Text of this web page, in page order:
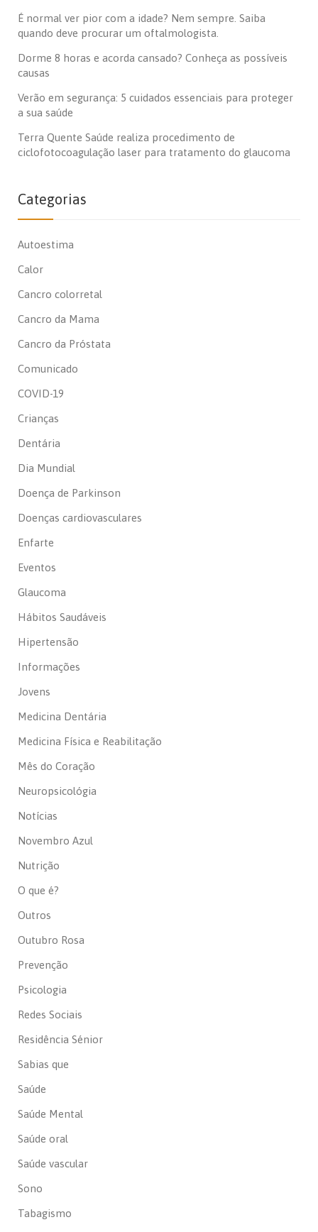
É normal ver pior com a idade? Nem sempre. Saiba
quando deve procurar um oftalmologista.
Dorme 8 horas e acorda cansado? Conheça as possíveis
causas
Verão em segurança: 5 cuidados essenciais para proteger
a sua saúde
Terra Quente Saúde realiza procedimento de
ciclofotocoagulação laser para tratamento do glaucoma
Categorias
Autoestima
Calor
Cancro colorretal
Cancro da Mama
Cancro da Próstata
Comunicado
COVID-19
Crianças
Dentária
Dia Mundial
Doença de Parkinson
Doenças cardiovasculares
Enfarte
Eventos
Glaucoma
Hábitos Saudáveis
Hipertensão
Informações
Jovens
Medicina Dentária
Medicina Física e Reabilitação
Mês do Coração
Neuropsicológia
Notícias
Novembro Azul
Nutrição
O que é?
Outros
Outubro Rosa
Prevenção
Psicologia
Redes Sociais
Residência Sénior
Sabias que
Saúde
Saúde Mental
Saúde oral
Saúde vascular
Sono
Tabagismo